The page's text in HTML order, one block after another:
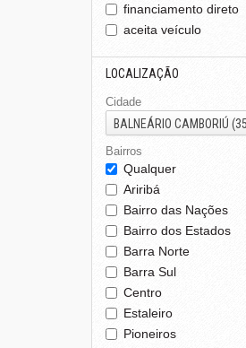
financiamento direto
aceita veículo
LOCALIZAÇÃO
Cidade
BALNEÁRIO CAMBORIÚ
Bairros
Qualquer
Ariribá
Bairro das Nações
Bairro dos Estados
Barra Norte
Barra Sul
Centro
Estaleiro
Pioneiros